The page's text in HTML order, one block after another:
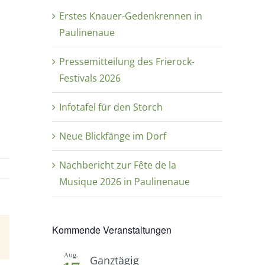
Erstes Knauer-Gedenkrennen in
Paulinenaue
Pressemitteilung des Frierock-
Festivals 2026
Infotafel für den Storch
Neue Blickfänge im Dorf
Nachbericht zur Fête de la
Musique 2026 in Paulinenaue
Kommende Veranstaltungen
Aug. Ganztägig